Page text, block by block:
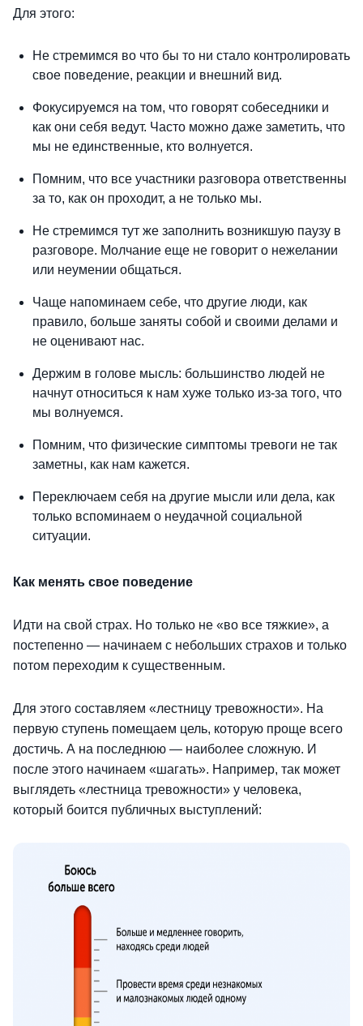
Для этого:
Не стремимся во что бы то ни стало контролировать
свое поведение, реакции и внешний вид.
Фокусируемся на том, что говорят собеседники и
как они себя ведут. Часто можно даже заметить, что
мы не единственные, кто волнуется.
Помним, что все участники разговора ответственны
за то, как он проходит, а не только мы.
Не стремимся тут же заполнить возникшую паузу в
разговоре. Молчание еще не говорит о нежелании
или неумении общаться.
Чаще напоминаем себе, что другие люди, как
правило, больше заняты собой и своими делами и
не оценивают нас.
Держим в голове мысль: большинство людей не
начнут относиться к нам хуже только из-за того, что
мы волнуемся.
Помним, что физические симптомы тревоги не так
заметны, как нам кажется.
Переключаем себя на другие мысли или дела, как
только вспоминаем о неудачной социальной
ситуации.
Как менять свое поведение
Идти на свой страх. Но только не «во все тяжкие», а
постепенно — начинаем с небольших страхов и только
потом переходим к существенным.
Для этого составляем «лестницу тревожности». На
первую ступень помещаем цель, которую проще всего
достичь. А на последнюю — наиболее сложную. И
после этого начинаем «шагать». Например, так может
выглядеть «лестница тревожности» у человека,
который боится публичных выступлений: